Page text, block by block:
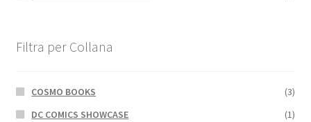
Filtra per Collana
COSMO BOOKS
(3)
DC COMICS SHOWCASE
(1)